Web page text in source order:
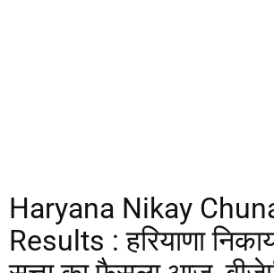
Haryana Nikay
Results : हरियाणा